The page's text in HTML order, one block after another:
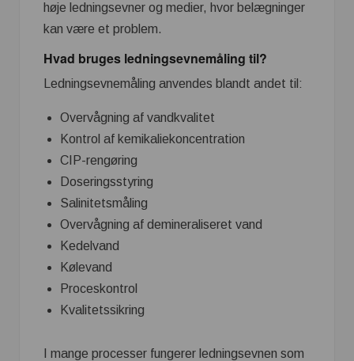
høje ledningsevner og medier, hvor belægninger
kan være et problem.
Hvad bruges ledningsevnemåling til?
Ledningsevnemåling anvendes blandt andet til:
Overvågning af vandkvalitet
Kontrol af kemikaliekoncentration
CIP-rengøring
Doseringsstyring
Salinitetsmåling
Overvågning af demineraliseret vand
Kedelvand
Kølevand
Proceskontrol
Kvalitetssikring
I mange processer fungerer ledningsevnen som